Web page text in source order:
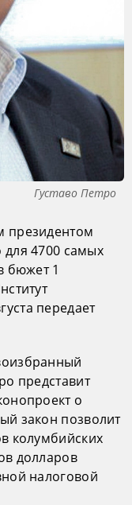
Густаво Петро
президентом
для 4700 самых
бюжет 1
передает
представит
о
закон позволит
колумбийских
долларов
налоговой